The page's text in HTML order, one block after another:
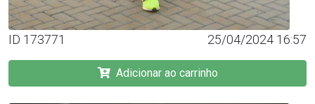
ID 173771 25/04/2024 16:57
Adicionar ao carrinho